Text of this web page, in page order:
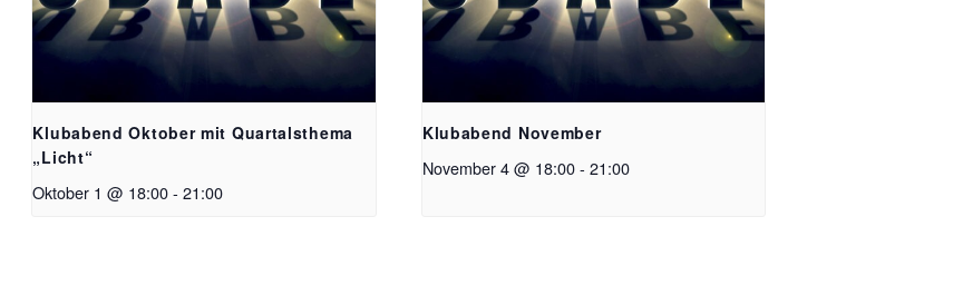
Klubabend Oktober mit Quartalsthema
„Licht“
Oktober 1 @ 18:00 - 21:00
Klubabend November
November 4 @ 18:00- 21:00